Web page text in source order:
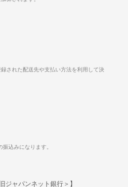
された配送先や支払い方法を利用して決
込みになります。
ジャパンネット銀行＞】